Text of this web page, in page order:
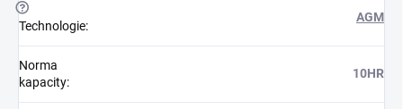
?
Technologie:
AGM
Norma
kapacity:
10HR